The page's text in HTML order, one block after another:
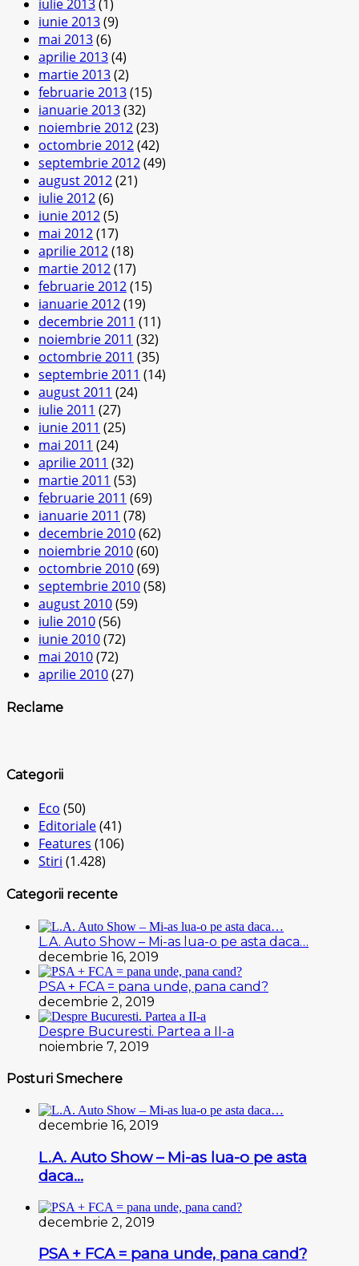
iulie 2013(1)
iunie 2013(9)
mai 2013(6)
aprilie 2013(4)
martie 2013(2)
februarie 2013(15)
ianuarie 2013(32)
noiembrie 2012(23)
octombrie 2012(42)
septembrie 2012(49)
august 2012(21)
iulie 2012(6)
iunie 2012(5)
mai 2012(17)
aprilie 2012(18)
martie 2012(17)
februarie 2012(15)
ianuarie 2012(19)
decembrie 2011 (11)
noiembrie 2011 (32)
octombrie 2011 (35)
septembrie 2011 (14)
august 2011 (24)
iulie 2011 (27)
iunie 2011 (25)
mai 2011 (24)
aprilie 2011 (32)
martie 2011 (53)
februarie 2011 (69)
ianuarie 2011 (78)
decembrie 2010(62)
noiembrie 2010(60)
octombrie 2010(69)
septembrie 2010(58)
august 2010(59)
iulie 2010(56)
iunie 2010(72)
mai 2010(72)
aprilie 2010(27)
Reclame
Categorii
Eco (50)
Editoriale(41)
Features (106)
Stiri (1.428)
Categorii recente
L.A. Auto Show – Mi-as lua-o pe asta daca…
decembrie 16, 2019
PSA + FCA = pana unde, pana cand?
decembrie 2, 2019
Despre Bucuresti. Partea a II-a
noiembrie 7, 2019
Posturi Smechere
decembrie 16, 2019
L.A. Auto Show – Mi-as lua-o pe asta
daca…
decembrie 2, 2019
PSA + FCA = pana unde, pana cand?